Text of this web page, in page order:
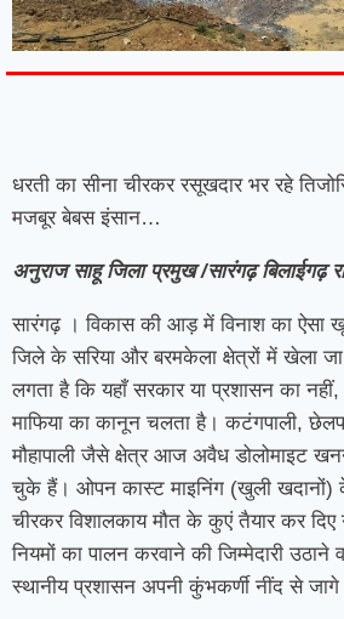
धरती का सीना चीरकर रसूखदार भर रहे
मजबूर बेबस इंसान…
अनुराज साहू जिला प्रमुख /सारंगढ़ बिलाईगढ़
सारंगढ़ । विकास की आड़ में विनाश का ऐसा
जिले के सरिया और बरमकेला क्षेत्रों में खेला
लगता है कि यहाँ सरकार या प्रशासन का
माफिया का कानून चलता है। कटंगपाली,
मौहापाली जैसे क्षेत्र आज अवैध डोलोमाइट
चुके हैं। ओपन कास्ट माइनिंग (खुली खदानों)
चीरकर विशालकाय मौत के कुएं तैयार कर
नियमों का पालन करवाने की जिम्मेदारी उठाने
स्थानीय प्रशासन अपनी कुंभकर्णी नींद से